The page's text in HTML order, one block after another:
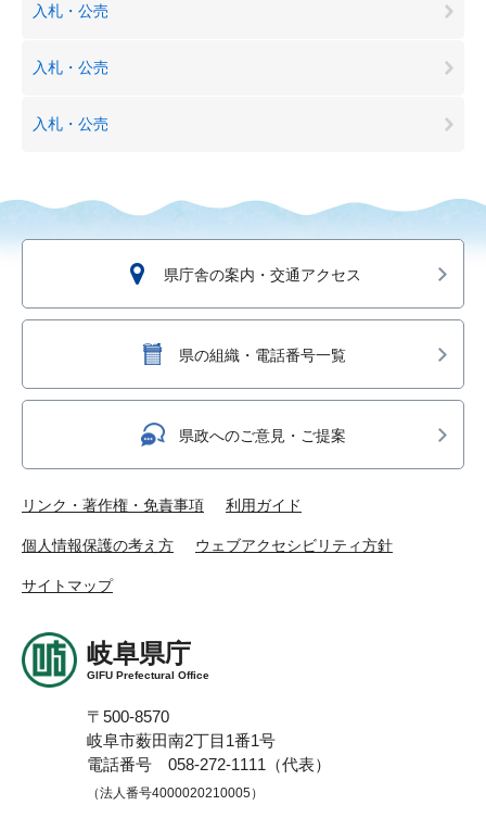
入札・公売
入札・公売
入札・公売
県庁舎の案内・交通アクセス
県の組織・電話番号一覧
県政へのご意見・ご提案
リンク・著作権・免責事項 利用ガイド
個人情報保護の考え方 ウェブアクセシビリティ方針
サイトマップ
岐阜県庁
GIFU Prefectural Office
〒500-8570
岐阜市薮田南2丁目1番1号
電話番号 058-272-1111（代表）
（法人番号4000020210005）